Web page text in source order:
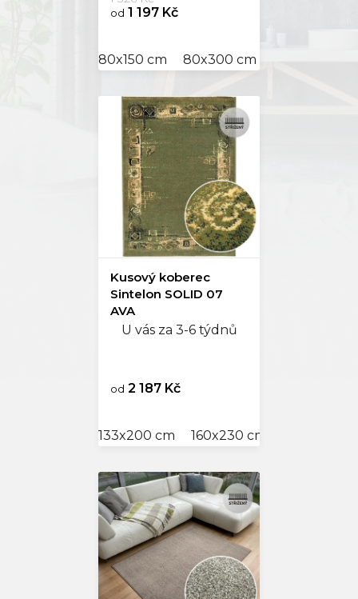
od 1 197 Kč
80x150 cm 80x300 cm
Kusový koberec
Sintelon SOLID 07
AVA
U vás za 3-6 týdnů
od 2 187 Kč
133x200 cm 160x230 cm